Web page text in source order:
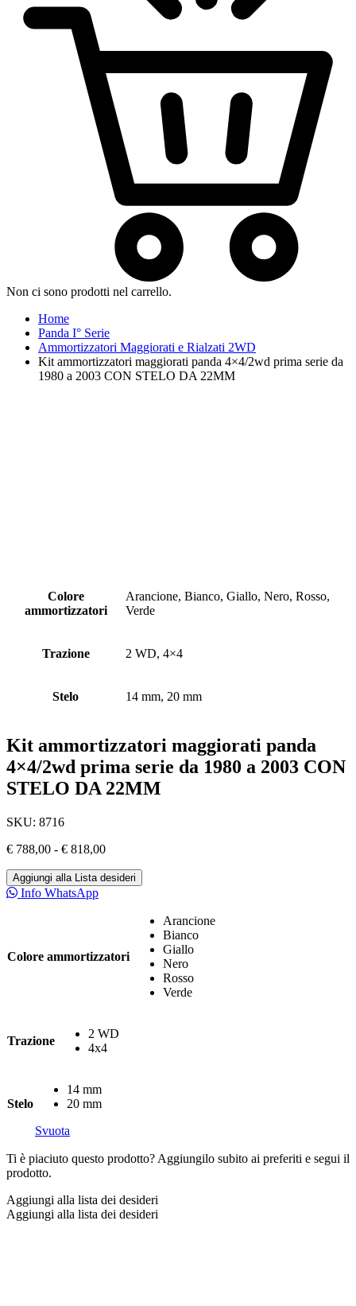
Non ci sono prodotti nel carrello.
Home
Panda I° Serie
Ammortizzatori Maggiorati e Rialzati 2WD
Kit ammortizzatori maggiorati panda 4×4/2wd prima serie da
1980 a 2003 CON STELO DA 22MM
Colore
ammortizzatori
Arancione, Bianco, Giallo, Nero, Rosso,
Verde
Trazione 2 WD, 4×4
Stelo 14 mm, 20 mm
Kit ammortizzatori maggiorati panda
4×4/2wd prima serie da 1980 a 2003 CON
STELO DA 22MM
SKU: 8716
€ 788,00 - € 818,00Fascia
prezzo:
Aggiungi alla Lista desideri
Info WhatsApp
Colore ammortizzatori
Arancione
Bianco
Giallo
Nero
Rosso
Verde
Trazione
2 WD
4x4
Stelo
14 mm
20 mm
Svuota
Ti è piaciuto questo prodotto? Aggiungilo subito ai preferiti e segui il
prodotto.
Aggiungi alla lista dei desideri
Aggiungi alla lista dei desideri